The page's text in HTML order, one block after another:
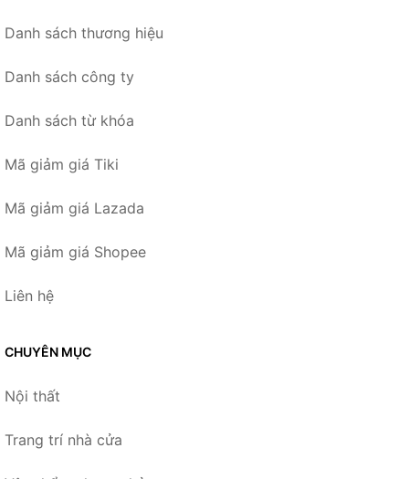
Danh sách thương hiệu
Danh sách công ty
Danh sách từ khóa
Mã giảm giá Tiki
Mã giảm giá Lazada
Mã giảm giá Shopee
Liên hệ
CHUYÊN MỤC
Nội thất
Trang trí nhà cửa